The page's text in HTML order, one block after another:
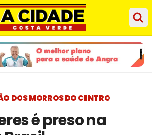
DOS MORROS DO CENTRO
é preso na